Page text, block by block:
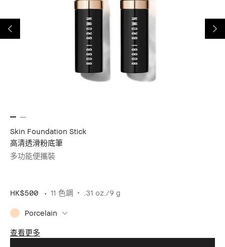
Skin Foundation Stick
高清透滑粉底筆
多功能便攜裝
HK$500 11 色調 .31 oz./9 g
Porcelain
查看更多